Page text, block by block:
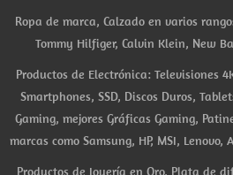
Ropa de marca, Calzado en varios
Tommy Hilfiger, Calvin Klein, New
Productos de Electrónica: Televisiones
Smartphones, SSD, Discos Duros,
Gaming, mejores Gráficas Gaming,
marcas como Samsung, HP, MSI,
Productos de Joyería en Oro, Plata de